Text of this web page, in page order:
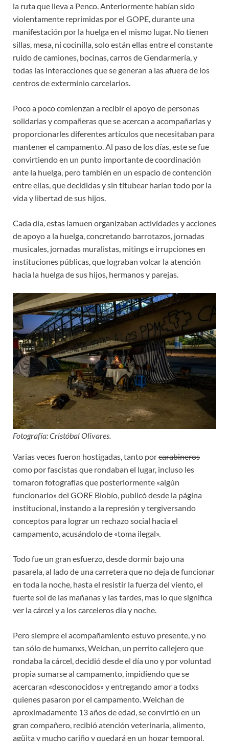
la ruta que lleva a Penco. Anteriormente habían sido
violentamente reprimidas por el GOPE, durante una
manifestación por la huelga en el mismo lugar. No tienen
sillas, mesa, ni cocinilla, solo están ellas entre el constante
ruido de camiones, bocinas, carros de Gendarmería, y
todas las interacciones que se generan a las afuera de los
centros de exterminio carcelarios.
Poco a poco comienzan a recibir el apoyo de personas
solidarias y compañeras que se acercan a acompañarlas y
proporcionarles diferentes artículos que necesitaban para
mantener el campamento. Al paso de los días, este se fue
convirtiendo en un punto importante de coordinación
ante la huelga, pero también en un espacio de contención
entre ellas, que decididas y sin titubear harían todo por la
vida y libertad de sus hijos.
Cada día, estas lamuen organizaban actividades y acciones
de apoyo a la huelga, concretando barrotazos, jornadas
musicales, jornadas muralistas, mitings e irrupciones en
instituciones públicas, que lograban volcar la atención
hacia la huelga de sus hijos, hermanos y parejas.
Fotografía: Cristóbal Olivares.
Varias veces fueron hostigadas, tanto porcarabineros
como por fascistas que rondaban el lugar, incluso les
tomaron fotografías que posteriormente «algún
funcionario» del GORE Biobío, publicó desde la página
institucional, instando a la represión y tergiversando
conceptos para lograr un rechazo social hacia el
campamento, acusándolo de «toma ilegal».
Todo fue un gran esfuerzo, desde dormir bajo una
pasarela, al lado de una carretera que no deja de funcionar
en toda la noche, hasta el resistir la fuerza del viento, el
fuerte sol de las mañanas y las tardes, mas lo que significa
ver la cárcel y a los carceleros día y noche.
Pero siempre el acompañamiento estuvo presente, y no
tan sólo de humanxs, Weichan, un perrito callejero que
rondaba la cárcel, decidió desde el día uno y por voluntad
propia sumarse al campamento, impidiendo que se
acercaran «desconocidos» y entregando amor a todxs
quienes pasaron por el campamento. Weichan de
aproximadamente 13 años de edad, se convirtió en un
gran compañero, recibió atención veterinaria, alimento,
agüita y mucho cariño y quedará en un hogar temporal,